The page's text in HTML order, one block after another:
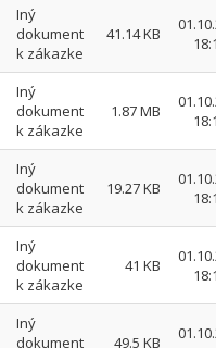
Iný
dokument
k zákazke
41.14 KB
Iný
dokument
k zákazke
1.87 MB
Iný
dokument
k zákazke
19.27 KB
Iný
dokument
k zákazke
41 KB
Iný
dokument
49.5 KB